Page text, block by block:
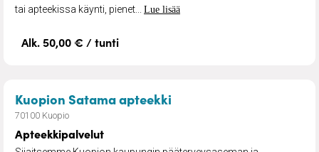
tai apteekissa käynti, pienet... Lue lisää
Alk. 50,00 € / tunti
Kuopion Satama apteekki
70100 Kuopio
Apteekkipalvelut